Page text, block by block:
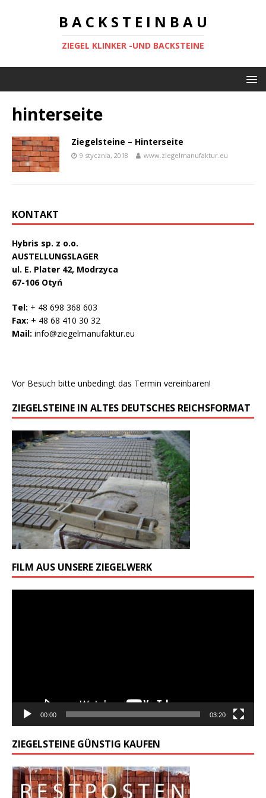
B A C K S T E I N B A U
ZIEGEL KLINKER -UND BACKSTEINE
hinterseite
Ziegelsteine – Hinterseite
9 stycznia, 2018 www.ziegelmanufaktur.eu
KONTAKT
Hybris sp. z o.o.
AUSTELLUNGSLAGER
ul. E. Plater 42, Modrzyca
67-106 Otyń
Tel: + 48 698 368 603
Fax: + 48 68 410 30 32
Mail: info@ziegelmanufaktur.eu
Vor Besuch bitte unbedingt das Termin vereinbaren!
ZIEGELSTEINE IN ALTES DEUTSCHES REICHSFORMAT
FILM AUS UNSERE ZIEGELWERK
00:00 03:20
ZIEGELSTEINE GÜNSTIG KAUFEN